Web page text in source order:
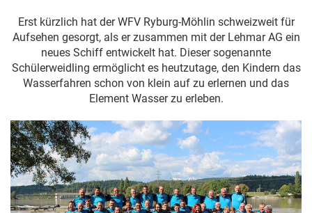
Erst kürzlich hat der WFV Ryburg-Möhlin schweizweit für
Aufsehen gesorgt, als er zusammen mit der Lehmar AG ein
neues Schiff entwickelt hat. Dieser sogenannte
Schülerweidling ermöglicht es heutzutage, den Kindern das
Wasserfahren schon von klein auf zu erlernen und das
Element Wasser zu erleben.